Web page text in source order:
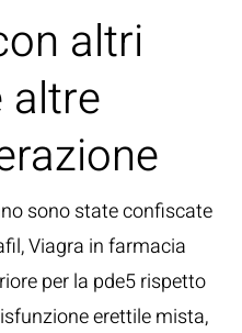
altri
altre
sono state confiscate
Viagra in farmacia
per la pde5 rispetto
erettile mista,